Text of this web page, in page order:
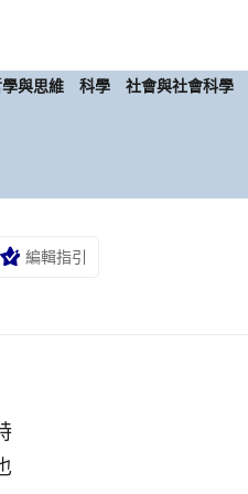
與思維 科學 社會與社會科學
編輯指引